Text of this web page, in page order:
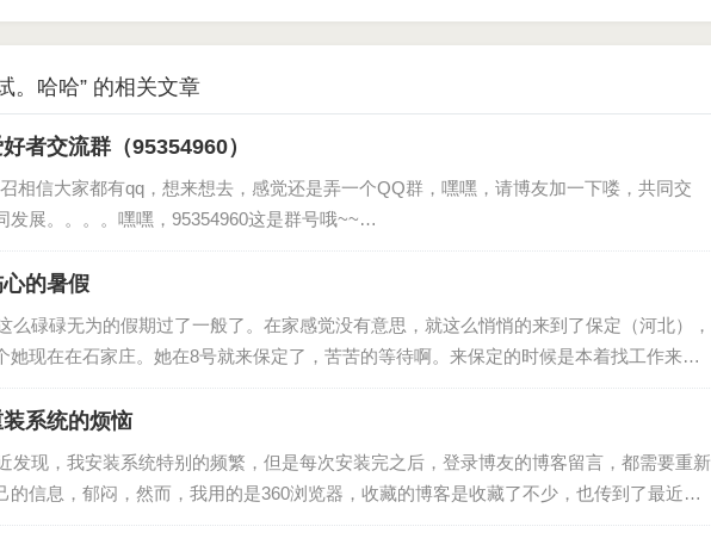
。哈哈” 的相关文章
者交流群（95354960）
信大家都有qq，想来想去，感觉还是弄一个QQ群，嘿嘿，请博友加一下喽，共同交
发展。。。。嘿嘿，95354960这是群号哦~~…
的暑假
碌碌无为的假期过了一般了。在家感觉没有意思，就这么悄悄的来到了保定（河北），
她现在在石家庄。她在8号就来保定了，苦苦的等待啊。来保定的时候是本着找工作来
是想找一个暑期的临时工。刚来的时候挺好。找了一个烧…
系统的烦恼
现，我安装系统特别的频繁，但是每次安装完之后，登录博友的博客留言，都需要重新
的信息，郁闷，然而，我用的是360浏览器，收藏的博客是收藏了不少，也传到了最近发
浏览器不能从qq 上直接登录到了校…